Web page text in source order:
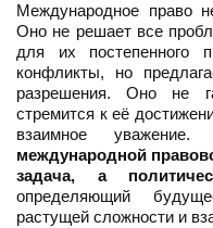
Международное право
Оно не решает все
для их постепенного
конфликты, но
разрешения. Оно не
стремится к её
взаимное уважение.
международной
задача, а
определяющий
растущей сложности и